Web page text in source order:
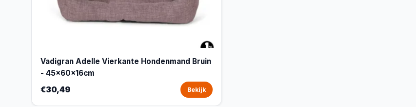
Vadigran Adelle Vierkante Hondenmand Bruin
- 45x60x16cm
€30,49 Bekijk